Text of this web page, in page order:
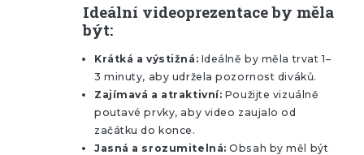
Ideální videoprezentace by měla
být:
Krátká a výstižná: Ideálně by měla trvat 1–
3 minuty, aby udržela pozornost diváků.
Zajímavá a atraktivní: Použijte vizuálně
poutavé prvky, aby video zaujalo od
začátku do konce.
Jasná a srozumitelná: Obsah by měl být